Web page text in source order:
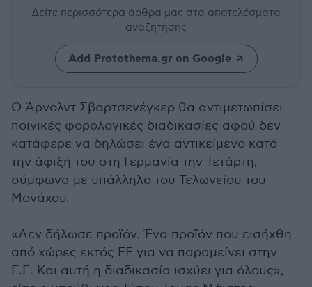
Δείτε περισσότερα άρθρα μας στα αποτελέσματα
αναζήτησης
Add Protothema.gr on Google
Ο Άρνολντ Σβαρτσενέγκερ θα αντιμετωπίσει
ποινικές φορολογικές διαδικασίες αφού δεν
κατάφερε να δηλώσει ένα αντικείμενο κατά
την άφιξή του στη Γερμανία την Τετάρτη,
σύμφωνα με υπάλληλο του Τελωνείου του
Μονάχου.
«Δεν δήλωσε προϊόν. Ένα προϊόν που εισήχθη
από χώρες εκτός ΕΕ για να παραμείνει στην
Ε.Ε. Και αυτή η διαδικασία ισχύει για όλους»,